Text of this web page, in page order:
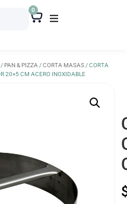
0
/PAN & PIZZA /CORTA MASAS / CORTA
20×5 CM ACERO INOXIDABLE